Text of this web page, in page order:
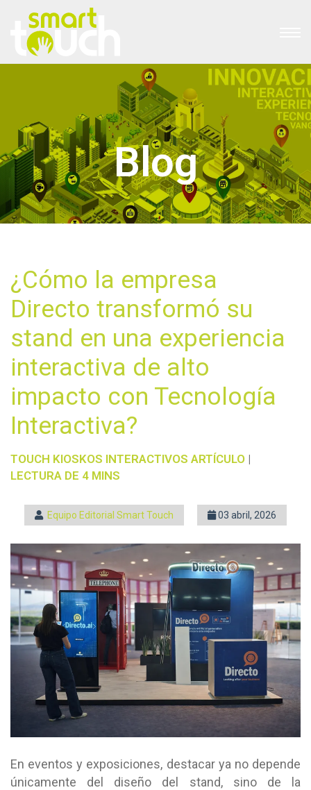
Blog
¿Cómo la empresa
Directo transformó su
stand en una experiencia
interactiva de alto
impacto con Tecnología
Interactiva?
TOUCH KIOSKOS INTERACTIVOS ARTÍCULO |
LECTURA DE 4 MINS
Equipo Editorial Smart Touch 03 abril, 2026
En eventos y exposiciones, destacar ya no depende
únicamente del diseño del stand, sino de la